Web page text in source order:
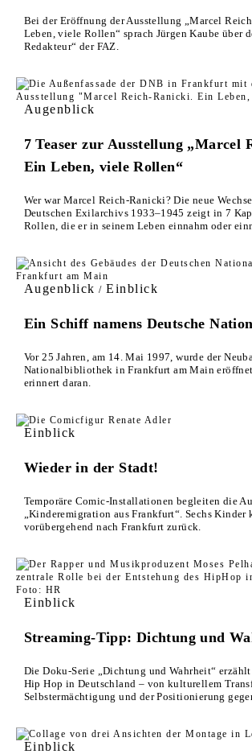
Bei der Eröffnung der Ausstellung „Marcel
Leben, viele Rollen“ sprach Jürgen Kaube über
Redakteur“ der FAZ.
Augenblick
7 Teaser zur Ausstellung „Marcel
Ein Leben, viele Rollen“
Wer war Marcel Reich-Ranicki? Die neue
Deutschen Exilarchivs 1933–1945 zeigt in 7
Rollen, die er in seinem Leben einnahm oder
Augenblick / Einblick
Ein Schiff namens Deutsche
Vor 25 Jahren, am 14. Mai 1997, wurde der
Nationalbibliothek in Frankfurt am Main
erinnert daran.
Einblick
Wieder in der Stadt!
Temporäre Comic-Installationen begleiten die
„Kinderemigration aus Frankfurt“. Sechs Kinder
vorübergehend nach Frankfurt zurück.
Einblick
Streaming-Tipp: Dichtung und
Die Doku-Serie „Dichtung und Wahrheit“
Hip Hop in Deutschland – von kulturellem
Selbstermächtigung und der Positionierung
Einblick